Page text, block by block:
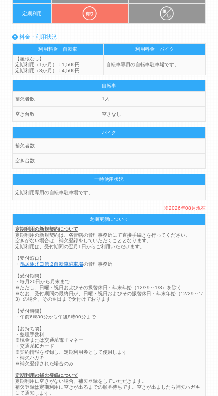
定期利用
料金・利用状況
利用料金 自転車
利用料金 バイク
【屋根なし】
定期利用（1か月）：1,500円
定期利用（3か月）：4,500円
自転車専用の自転車駐車場です。
自転車
補欠者数 1人
空き台数 空きなし
バイク
補欠者数
空き台数
一時使用状況
定期利用専用の自転車駐車場です。
※2026年08月現在
定期更新について
定期利用の新規契約について
定期利用の新規契約は、各管轄の管理事務所にて直接手続きを行ってください。
空きがない場合は、補欠登録をしていただくこととなります。
定期利用は、受付期間の翌月1日からご利用いただけます。
【受付窓口】
・ 鴨居駅北口第２自転車駐車場の管理事務所
【受付期間】
・毎月20日から月末まで
※ただし、日曜・祝日およびその振替休日・年末年始（12/29～1/3）を除く
※なお、受付期間の最終日が、日曜・祝日およびその振替休日・年末年始（12/29～1/
3）の場合、その翌日まで受付けております
【受付時間】
・午前6時30分から午後8時00分まで
【お持ち物】
・整理手数料
※現金または交通系電子マネー
・交通系ICカード
※契約情報を登録し、定期利用券として使用します
・補欠ハガキ
※補欠登録された場合のみ
定期利用の補欠登録について
定期利用に空きがない場合、補欠登録をしていただきます。
補欠登録は定期利用に空きが出るまでの順番待ちです。空きが出ましたら補欠ハガキ
にて通知します。